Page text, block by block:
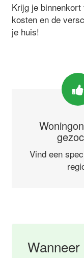
Krijg je
kosten en de
je huis!
Vind een